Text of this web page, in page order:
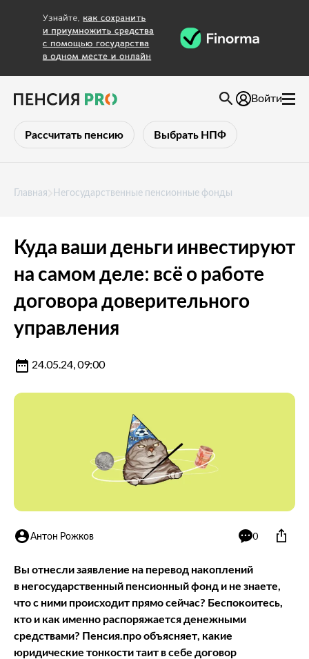
Рассчитать пенсию Выбрать НПФ
Войти
Главная Негосударственные пенсионные фонды
Куда ваши деньги инвестируют
на самом деле: всё о работе
договора доверительного
управления
24.05.24, 09:00
Антон Рожков 0
Вы отнесли заявление на перевод накоплений
в негосударственный пенсионный фонд и не знаете,
что с ними происходит прямо сейчас? Беспокоитесь,
кто и как именно распоряжается денежными
средствами? Пенсия.про объясняет, какие
юридические тонкости таит в себе договор